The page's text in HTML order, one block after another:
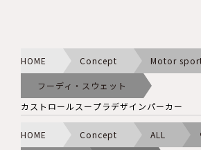
HOME Concept Motor
フーディ・スウェット
カストロールスープラデザインパーカー
HOME Concept ALL